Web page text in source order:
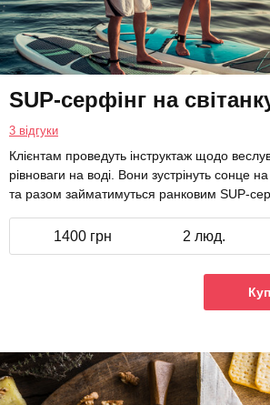
SUP-серфінг на
3 відгуки
Клієнтам проведуть інструктаж щодо
рівноваги на воді. Вони зустрінуть сонце
та разом займатимуться ранковим SUP-
1400 грн 2 люд.